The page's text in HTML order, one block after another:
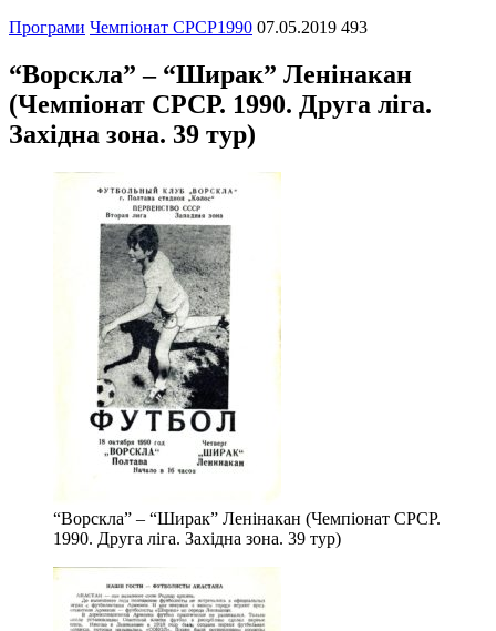
Програми Чемпіонат СРСР1990 07.05.2019 493
“Ворскла” – “Ширак” Ленінакан
(Чемпіонат СРСР. 1990. Друга ліга.
Західна зона. 39 тур)
“Ворскла” – “Ширак” Ленінакан (Чемпіонат СРСР.
1990. Друга ліга. Західна зона. 39 тур)